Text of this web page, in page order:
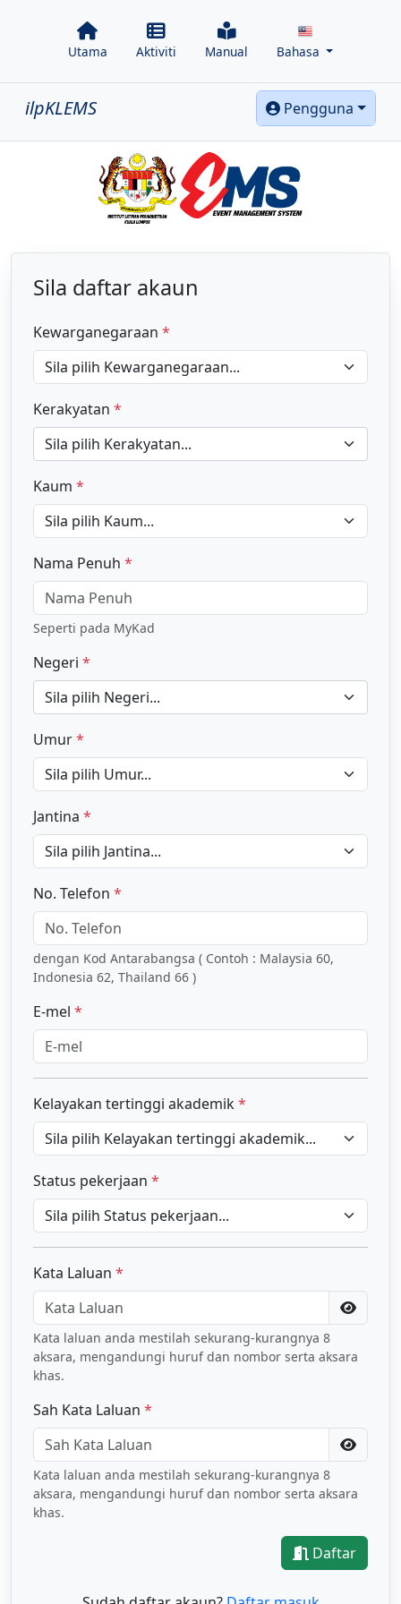
Utama Aktiviti Manual Bahasa
ilpKLEMS Pengguna
Sila daftar akaun
Kewarganegaraan *
Kerakyatan *
Sila pilih Kerakyatan...
Kaum *
Nama Penuh *
Seperti pada MyKad
Negeri *
Sila pilih Negeri...
Umur*
Jantina *
No. Telefon *
dengan Kod Antarabangsa ( Contoh : Malaysia 60,
Indonesia 62, Thailand 66 )
E-mel *
Kelayakan tertinggi akademik*
Status pekerjaan *
Kata Laluan *
Kata laluan anda mestilah sekurang-kurangnya 8
aksara, mengandungi huruf dan nombor serta aksara
khas.
Sah Kata Laluan *
Kata laluan anda mestilah sekurang-kurangnya 8
aksara, mengandungi huruf dan nombor serta aksara
khas.
Daftar